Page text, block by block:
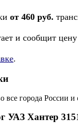
от 460 руб.
и сообщит цену
.
все города России
УАЗ Хантер